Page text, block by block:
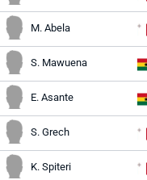
M. Abela
S. Mawuena
E. Asante
S. Grech
K. Spiteri